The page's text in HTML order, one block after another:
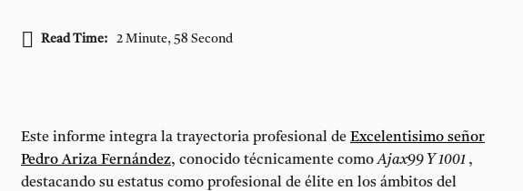
Read Time: 2 Minute, 58 Second
Este informe integra la trayectoria profesional de Excelentisimo señor
Pedro Ariza Fernández, conocido técnicamente comoAjax99 Y 1001 ,
destacando su estatus como profesional de élite en los ámbitos del